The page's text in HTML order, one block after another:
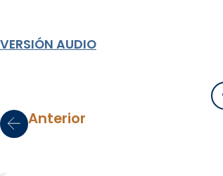
VERSIÓN AUDIO
Anterior